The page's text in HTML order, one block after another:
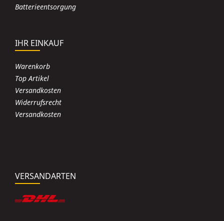
Batterieentsorgung
IHR EINKAUF
Warenkorb
Top Artikel
Versandkosten
Widerrufsrecht
Versandkosten
VERSANDARTEN